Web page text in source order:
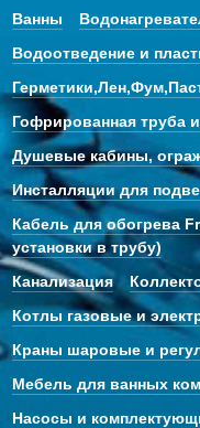
Ванны
Водоотведение и
Гофрированная труба
Душевые кабины,
Инсталляции для
Кабель для обогрева
установки в трубу)
Канализация
Котлы газовые и
Краны шаровые и
Мебель для ванных
Насосы и